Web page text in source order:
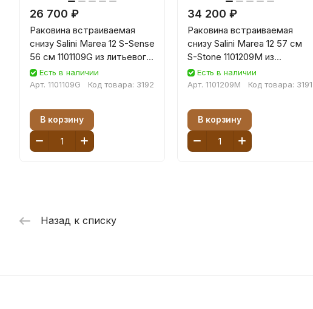
26 700 ₽
Раковина встраиваемая
снизу Salini Marea 12 S-Sense
56 см 1101109G из литьевого
мрамора, глянцевая белая
Есть в наличии
Арт. 1101109G Код товара: 3192
В корзину
34 200 ₽
Раковина встраиваемая
снизу Salini Marea 12 57 см
S-Stone 1101209M из
искусственного камня,
белая матовая
Есть в наличии
Арт. 1101209M Код товара: 3191
В корзину
Назад к списку